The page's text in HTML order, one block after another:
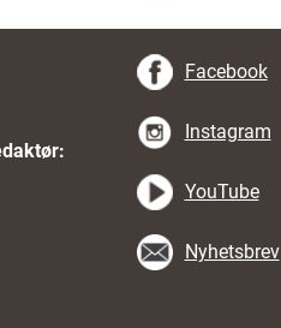
Facebook
Instagram
YouTube
Nyhetsbrev